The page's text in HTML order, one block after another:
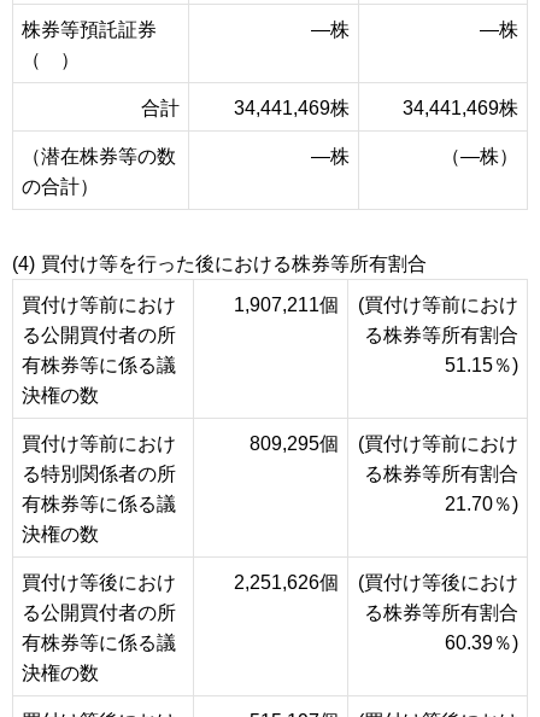
株券等預託証券
（ ）
―株 ―株
合計 34,441,469株 34,441,469株
（潜在株券等の数
の合計）
―株 （―株）
(4) 買付け等を行った後における株券等所有割合
買付け等前におけ
る公開買付者の所
有株券等に係る議
決権の数
1,907,211個
(買付け等前におけ
る株券等所有割合
51.15％)
買付け等前におけ
る特別関係者の所
有株券等に係る議
決権の数
809,295個
(買付け等前におけ
る株券等所有割合
21.70％)
買付け等後におけ
る公開買付者の所
有株券等に係る議
決権の数
2,251,626個
(買付け等後におけ
る株券等所有割合
60.39％)